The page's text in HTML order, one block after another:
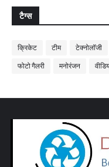
टैग्स
क्रिकेट टीम टेक्नोलॉजी
फोटो गैलरी मनोरंजन